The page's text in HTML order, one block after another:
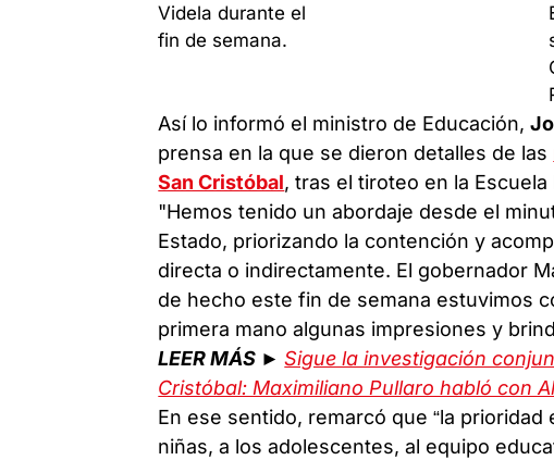
Así lo informó el ministro de Educación,
prensa en la que se dieron detalles de las
San Cristóbal, tras el tiroteo en la
"Hemos tenido un abordaje desde el
Estado, priorizando la contención y
directa o indirectamente. El gobernador
de hecho este fin de semana estuvimos
primera mano algunas impresiones y
LEER MÁS ►Sigue la investigación
Cristóbal: Maximiliano Pullaro habló con
En ese sentido, remarcó que “la
niñas, a los adolescentes, al equipo